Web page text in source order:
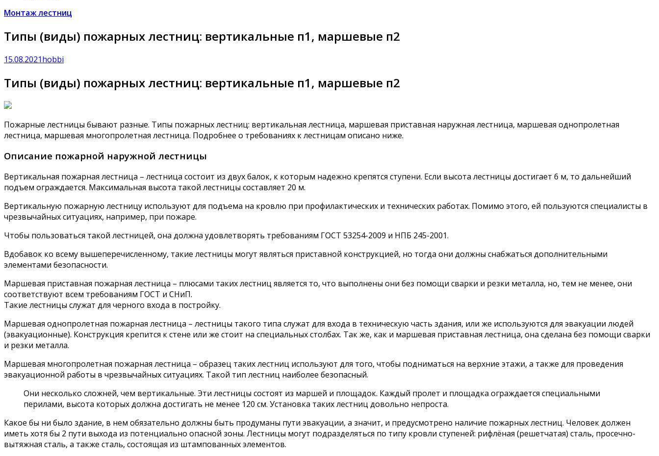
Монтаж лестниц
Типы (виды) пожарных лестниц: вертикальные п1, маршевые п2
15.08.2021hobbi
Типы (виды) пожарных лестниц: вертикальные п1, маршевые п2
Пожарные лестницы бывают разные. Типы пожарных лестниц: вертикальная лестница, маршевая приставная наружная лестница, маршевая однопролетная
лестница, маршевая многопролетная лестница. Подробнее о требованиях к лестницам описано ниже.
Описание пожарной наружной лестницы
Вертикальная пожарная лестница – лестница состоит из двух балок, к которым надежно крепятся ступени. Если высота лестницы достигает 6 м, то дальнейший
подъем ограждается. Максимальная высота такой лестницы составляет 20 м.
Вертикальную пожарную лестницу используют для подъема на кровлю при профилактических и технических работах. Помимо этого, ей пользуются специалисты в
чрезвычайных ситуациях, например, при пожаре.
Чтобы пользоваться такой лестницей, она должна удовлетворять требованиям ГОСТ 53254-2009 и НПБ 245-2001.
Вдобавок ко всему вышеперечисленному, такие лестницы могут являться приставной конструкцией, но тогда они должны снабжаться дополнительными
элементами безопасности.
Маршевая приставная пожарная лестница – плюсами таких лестниц является то, что выполнены они без помощи сварки и резки металла, но, тем не менее, они
соответствуют всем требованиям ГОСТ и СНиП.
Такие лестницы служат для черного входа в постройку.
Маршевая однопролетная пожарная лестница – лестницы такого типа служат для входа в техническую часть здания, или же используются для эвакуации людей
(эвакуационные). Конструкция крепится к стене или же стоит на специальных столбах. Так же, как и маршевая приставная лестница, она сделана без помощи сварки
и резки металла.
Маршевая многопролетная пожарная лестница – образец таких лестниц используют для того, чтобы подниматься на верхние этажи, а также для проведения
эвакуационной работы в чрезвычайных ситуациях. Такой тип лестниц наиболее безопасный.
Они несколько сложней, чем вертикальные. Эти лестницы состоят из маршей и площадок. Каждый пролет и площадка ограждается специальными
перилами, высота которых должна достигать не менее 120 см. Установка таких лестниц довольно непроста.
Какое бы ни было здание, в нем обязательно должны быть продуманы пути эвакуации, а значит, и предусмотрено наличие пожарных лестниц. Человек должен
иметь хотя бы 2 пути выхода из потенциально опасной зоны. Лестницы могут подразделяться по типу кровли ступеней: рифлёная (решетчатая) сталь, просечно-
вытяжная сталь, а также сталь, состоящая из штампованных элементов.